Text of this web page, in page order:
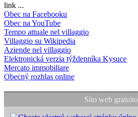
link ...
Obec na Facebooku
Obec na YouTube
Tempo attuale nel villaggio
Villaggio su Wikipedia
Aziende nel villaggio
Elektronická verzia týždenníka Kysuce
Mercato immobiliare
Obecný rozhlas online
Sito web gratuito